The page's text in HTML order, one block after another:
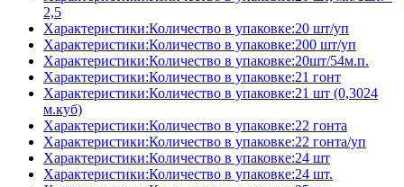
2,5
Характеристики:Количество в упаковке:20 шт/уп
Характеристики:Количество в упаковке:200 шт/уп
Характеристики:Количество в упаковке:20шт/54м.п.
Характеристики:Количество в упаковке:21 гонт
Характеристики:Количество в упаковке:21 шт (0,3024
м.куб)
Характеристики:Количество в упаковке:22 гонта
Характеристики:Количество в упаковке:22 гонта/уп
Характеристики:Количество в упаковке:24 шт
Характеристики:Количество в упаковке:24 шт.